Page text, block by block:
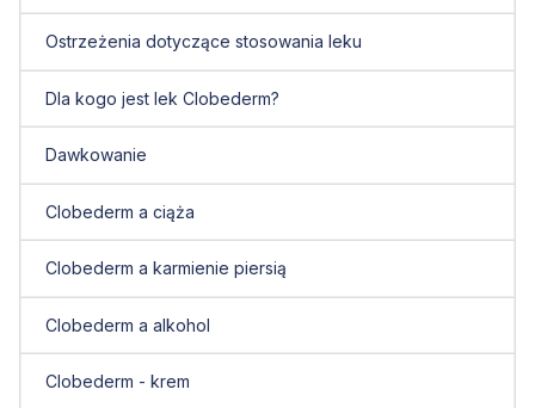
Ostrzeżenia dotyczące stosowania leku
Dla kogo jest lek Clobederm?
Dawkowanie
Clobederm a ciąża
Clobederm a karmienie piersią
Clobederm a alkohol
Clobederm - krem